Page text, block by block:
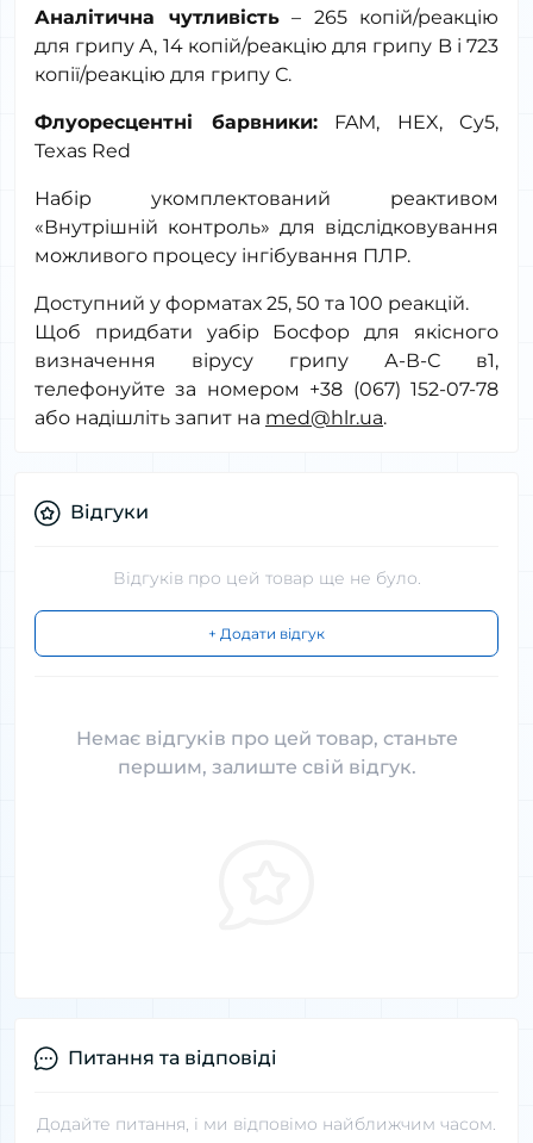
Аналітична чутливість– 265 копій/реакцію
для грипу A, 14 копій/реакцію для грипу B і 723
копії/реакцію для грипу С.
Флуоресцентні барвники: FAM, HEX, Cy5,
Texas Red
Набір укомплектований реактивом
«Внутрішній контроль» для відслідковування
можливого процесу інгібування ПЛР.
Доступний у форматах 25, 50 та 100 реакцій.
Щоб придбати yабір Босфор для якісного
визначення вірусу грипу А-В-С в1,
телефонуйте за номером +38 (067) 152-07-78
або надішліть запит на med@hlr.ua.
Відгуки
Відгуків про цей товар ще не було.
+ Додати відгук
Немає відгуків про цей товар, станьте
першим, залиште свій відгук.
Питання та відповіді
Додайте питання, і ми відповімо найближчим часом.